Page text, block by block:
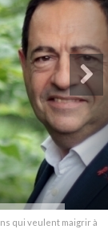
qui veulent maigrir à